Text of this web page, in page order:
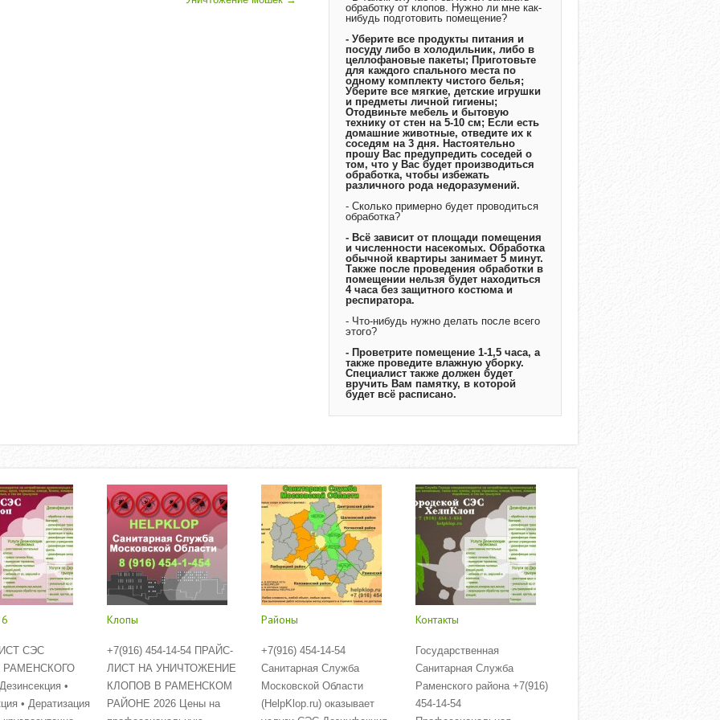
обработку от клопов. Нужно ли мне как-
нибудь подготовить помещение?
- Уберите все продукты питания и
посуду либо в холодильник, либо в
целлофановые пакеты; Приготовьте
для каждого спального места по
одному комплекту чистого белья;
Уберите все мягкие, детские игрушки
и предметы личной гигиены;
Отодвиньте мебель и бытовую
технику от стен на 5-10 см; Если есть
домашние животные, отведите их к
соседям на 3 дня. Настоятельно
прошу Вас предупредить соседей о
том, что у Вас будет производиться
обработка, чтобы избежать
различного рода недоразумений.
- Сколько примерно будет проводиться
обработка?
- Всё зависит от площади помещения
и численности насекомых. Обработка
обычной квартиры занимает 5 минут.
Также после проведения обработки в
помещении нельзя будет находиться
4 часа без защитного костюма и
респиратора.
- Что-нибудь нужно делать после всего
этого?
- Проветрите помещение 1-1,5 часа, а
также проведите влажную уборку.
Специалист также должен будет
вручить Вам памятку, в которой
будет всё расписано.
СЭС
•
• Дератизация
Клопы
+7(916) 454-14-54 ПРАЙС-
ЛИСТ НА УНИЧТОЖЕНИЕ
КЛОПОВ В РАМЕНСКОМ
РАЙОНЕ 2026 Цены на
Районы
+7(916) 454-14-54
Санитарная Служба
Московской Области
(HelpKlop.ru) оказывает
Контакты
Государственная
Санитарная Служба
Раменского района +7(916)
454-14-54